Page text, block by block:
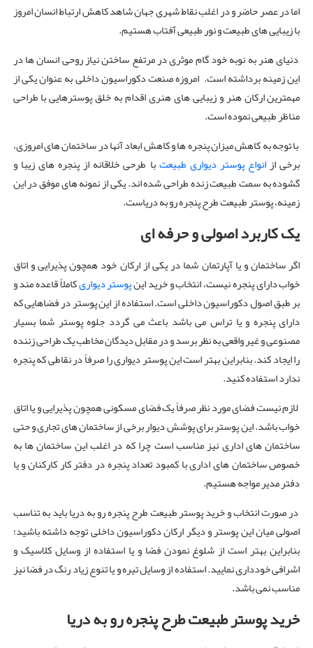
اما در عصر حاضر و در اغلب نقاط شهری جهان شاهد کاهش ارتباط انسان امروز
با زیبایی های طبیعت و نور طبیعی آفتاب هستیم.
دنیای هنر به نوبه خود گام موثری در مرتفع ساختن نیاز روحی انسان ها در
این زمینه برداشته است. امروزه صنعت دکوراسیون داخلی به عنوان یکی از
مهمترین ارکان هنر و زیبایی های هنری اقدام به خلق پوسترهایی با طراحی
مناظر طبیعی نموده است.
با توجه به کاهش میزان پنجره ها و کاهش ابعاد آنها در ساختمان های امروزی،
برخی ازانواع پوستر دیواری طبیعتبا طرحی خلاقانه از پنجره های زیبا و
گشوده به سمت طبیعت زنده طراحی شده اند. یکی از نمونه های موفق در این
زمینه، پوستر طبیعت طرح پنجره رو به دریاست.
یک کاربرد اصولی و حرفه ای
اگر ساختمان و یا آپارتمان شما در یکی از ارکان خود همچون پذیرایی و اتاق
خواب دارای پنجره نیست، انتخاب و خرید اینپوستر دیواریکاملاً قاعده ‌مند و
بر طبق اصول دکوراسیون داخلی است. استفاده از این پوستر در فضاهایی که
دارای پنجره و یا تراس می‌ باشد باعث می گردد جلوه پوستر شما بسیار
مصنوعی و غیر واقعی به نظر برسد و در مقابل دیدگان مخاطب یک طراحی زننده
را ایجاد کند. بنابراین بهتر است این پوستر دیواری را صرفاً در نقاطی که پنجره
ندارد استفاده کنید.
لازم نیست فضای مورد نظر صرفاً یک فضای مسکونی همچون پذیرایی و یا اتاق
خواب باشد. این پوستر برای پوشش دیوار برخی از ساختمان‌ های تجاری و حتی
ساختمان ‌های اداری نیز مناسب است چرا که در اغلب این ساختمان ها به
خصوص ساختمان های اداری با کمبود تعداد پنجره در دفتر کار کارکنان و یا
دفتر مدیر مواجه هستیم.
در صورت انتخاب و خرید پوستر طبیعت طرح پنجره رو به دریا باید به تناسب
اصولی میان این پوستر و دیگر ارکان دکوراسیون داخلی توجه داشته باشید؛
بنابراین بهتر است از شلوغ نمودن فضا و یا استفاده از وسایل کلاسیک و
اشرافی خودداری نمایید. استفاده از وسایل تیره و یا تنوع زیاد رنگ در فضا نیز
مناسب نمی باشد.
خرید پوستر طبیعت طرح پنجره رو به دریا